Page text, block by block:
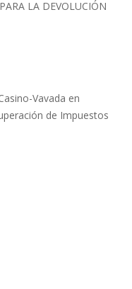
LA DEVOLUCIÓN
Vavada en
de Impuestos